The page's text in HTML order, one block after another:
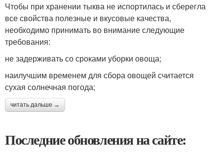
Чтобы при хранении тыква не испортилась и сберегла
все свойства полезные и вкусовые качества,
необходимо принимать во внимание следующие
требования:
не задерживать со сроками уборки овоща;
наилучшим временем для сбора овощей считается
сухая солнечная погода;
читать дальше →
Последние обновления на сайте: